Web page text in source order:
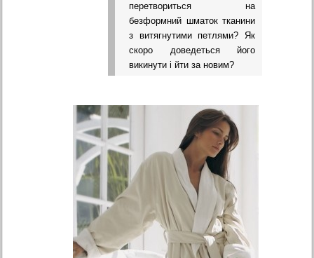
перетвориться на
безформний шматок тканини
з витягнутими петлями? Як
скоро доведеться його
викинути і йти за новим?